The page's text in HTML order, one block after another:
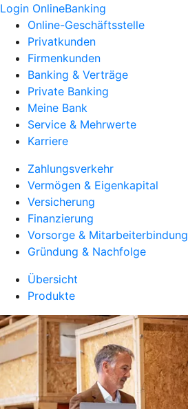
Login OnlineBanking
Online-Geschäftsstelle
Privatkunden
Firmenkunden
Banking & Verträge
Private Banking
Meine Bank
Service & Mehrwerte
Karriere
Zahlungsverkehr
Vermögen & Eigenkapital
Versicherung
Finanzierung
Vorsorge & Mitarbeiterbindung
Gründung & Nachfolge
Übersicht
Produkte